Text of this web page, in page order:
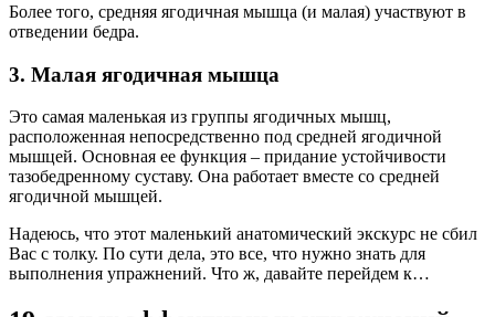
Более того, средняя ягодичная мышца (и малая) участвуют в
отведении бедра.
3. Малая ягодичная мышца
Это самая маленькая из группы ягодичных мышц,
расположенная непосредственно под средней ягодичной
мышцей. Основная ее функция – придание устойчивости
тазобедренному суставу. Она работает вместе со средней
ягодичной мышцей.
Надеюсь, что этот маленький анатомический экскурс не сбил
Вас с толку. По сути дела, это все, что нужно знать для
выполнения упражнений. Что ж, давайте перейдем к…